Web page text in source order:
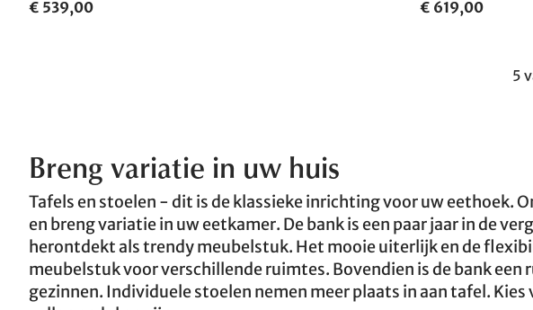
€ 539,00 € 619,00
5
Breng variatie in uw huis
Tafels en stoelen - dit is de klassieke inrichting voor uw eethoek.
en breng variatie in uw eetkamer. De bank is een paar jaar in de
herontdekt als trendy meubelstuk. Het mooie uiterlijk en de
meubelstuk voor verschillende ruimtes. Bovendien is de bank
gezinnen. Individuele stoelen nemen meer plaats in aan tafel. Kies